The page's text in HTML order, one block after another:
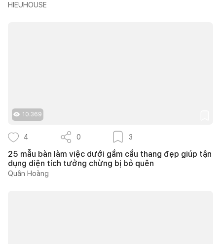
HIEUHOUSE
10.369
4 0 3
25 mẫu bàn làm việc dưới gầm cầu thang đẹp giúp tận
dụng diện tích tưởng chừng bị bỏ quên
Quân Hoàng